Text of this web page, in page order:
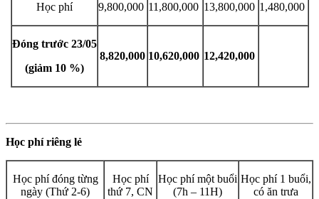
Học phí 9,800,000 11,800,000 13,800,000 1,480,000
Đóng trước 23/05
(giảm 10 %)
8,820,000 10,620,000 12,420,000
Học phí riêng lẻ
Học phí đóng từng
ngày (Thứ 2-6)
Học phí
thứ 7, CN
Học phí một buổi
(7h – 11H)
Học phí 1 buổi,
có ăn trưa